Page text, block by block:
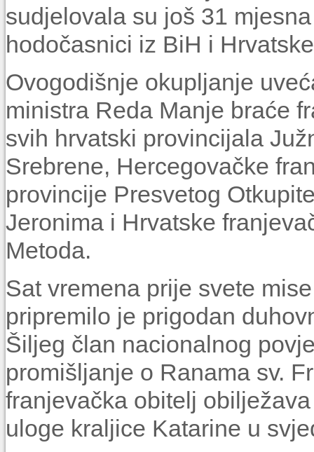
sudjelovala su još 31
hodočasnici iz BiH i
Ovogodišnje okupljanje
ministra Reda Manje braće
svih hrvatski provincijala
Srebrene, Hercegovačke
provincije Presvetog
Jeronima i Hrvatske
Metoda.
Sat vremena prije svete
pripremilo je prigodan
Šiljeg član nacionalnog
promišljanje o Ranama sv.
franjevačka obitelj
uloge kraljice Katarine u